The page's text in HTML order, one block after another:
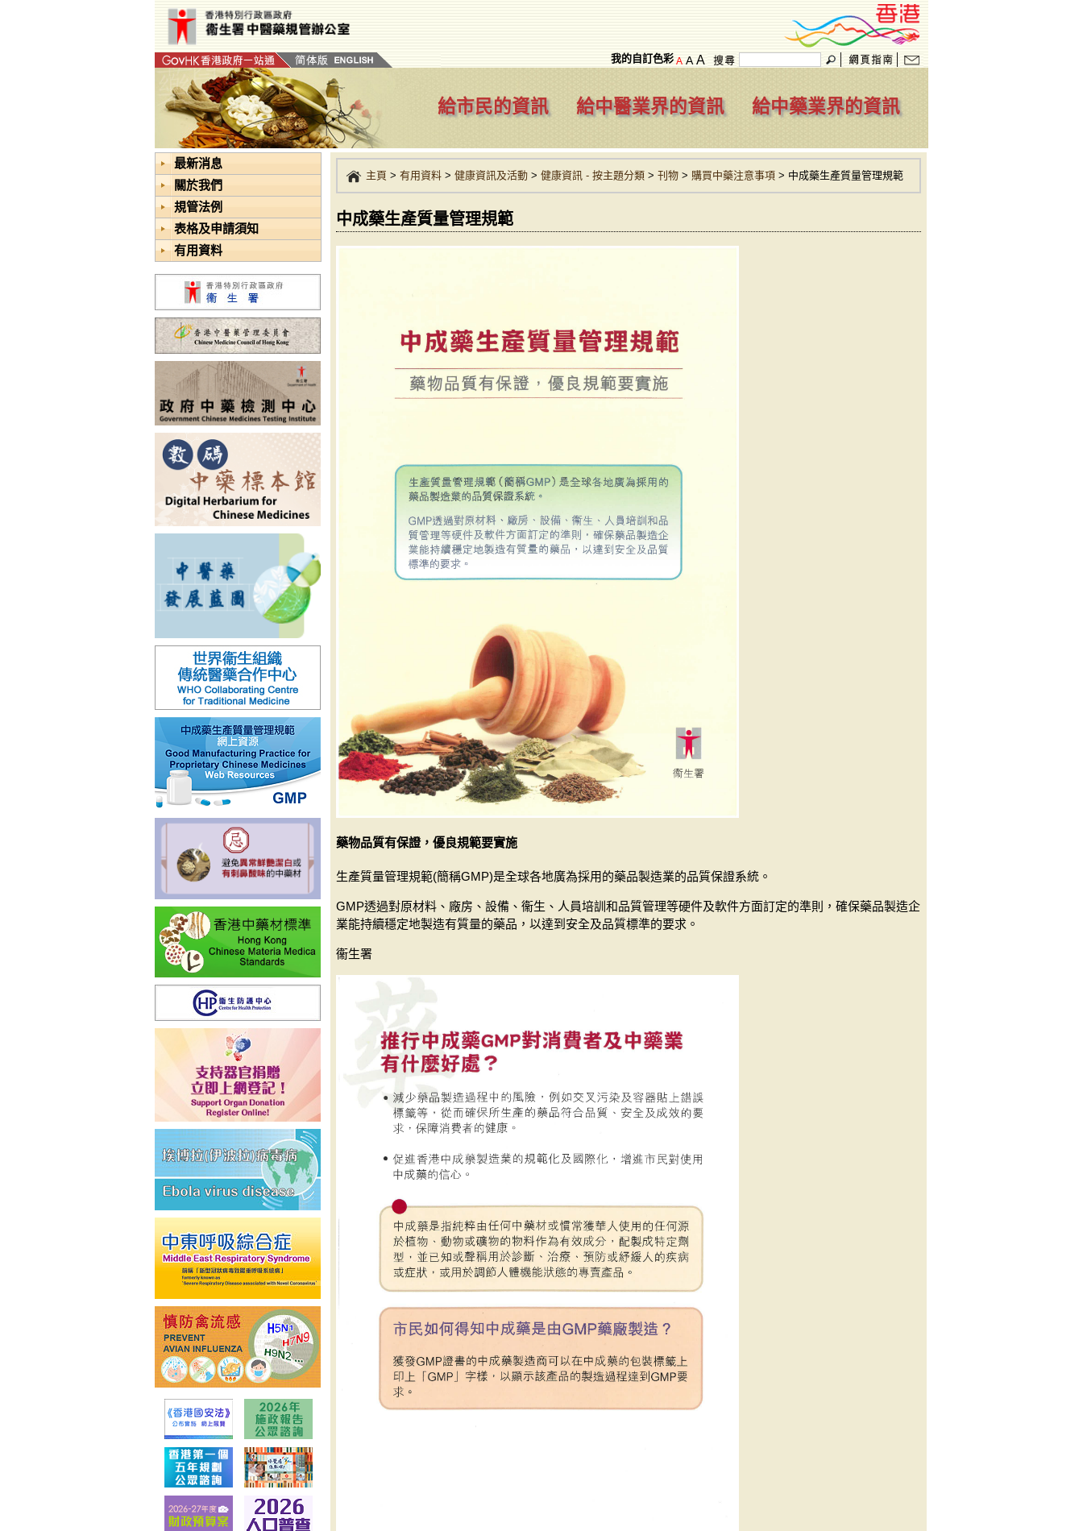
我的自訂色彩 A A A
給市民的資訊 給中醫業界的資訊 給中藥業界的資訊
最新消息
關於我們
規管法例
表格及申請須知
有用資料
主頁 >有用資料 >健康資訊及活動 >健康資訊 - 按主題分類 >刊物 > 購買中藥注意事項 > 中成藥生產質量管理規範
中成藥生產質量管理規範
藥物品質有保證，優良規範要實施
生產質量管理規範(簡稱GMP)是全球各地廣為採用的藥品製造業的品質保證系統。
GMP透過對原材料、廠房、設備、衞生、人員培訓和品質管理等硬件及軟件方面訂定的準則，確保藥品製造企
業能持續穩定地製造有質量的藥品，以達到安全及品質標準的要求。
衞生署